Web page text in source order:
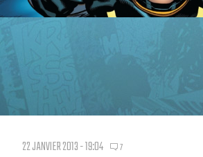
22 JANVIER 2013 - 19:04 7